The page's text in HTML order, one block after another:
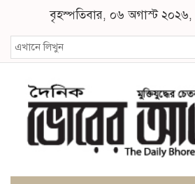
বৃহস্পতিবার, ০৬ অগাস্ট